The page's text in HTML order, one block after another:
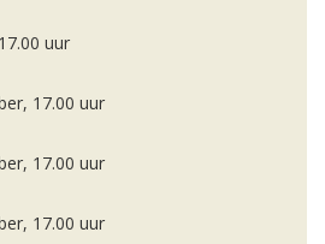
uur
17.00 uur
17.00 uur
17.00 uur